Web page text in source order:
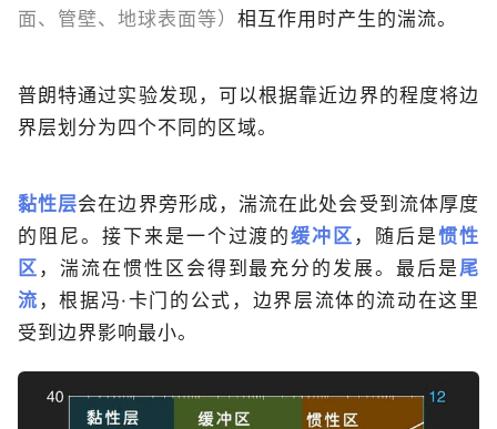
面、管壁、地球表面等） 相互作用时产生的湍流。
普朗特通过实验发现，可以根据靠近边界的程度将边
界层划分为四个不同的区域。
黏性层会在边界旁形成，湍流在此处会受到流体厚度
的阻尼。接下来是一个过渡的缓冲区 ，随后是惯性
区 ，湍流在惯性区会得到最充分的发展。最后是尾
流 ，根据冯·卡门的公式，边界层流体的流动在这里
受到边界影响最小。